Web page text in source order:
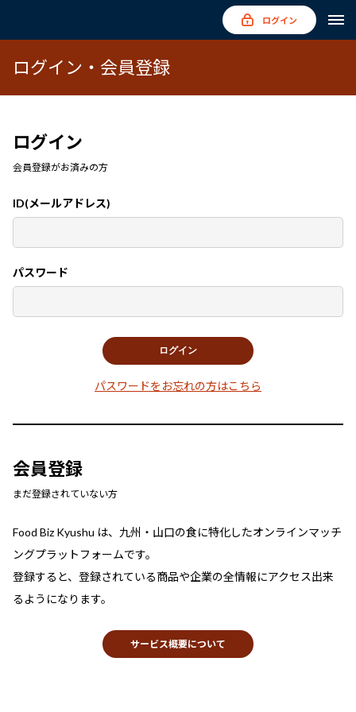
ログイン
ログイン・会員登録
ログイン
会員登録がお済みの方
ID(メールアドレス)
パスワード
パスワードをお忘れの方はこちら
会員登録
まだ登録されていない方
Food Biz Kyushu は、九州・山口の食に特化したオンラインマッチ
ングプラットフォームです。
登録すると、登録されている商品や企業の全情報にアクセス出来
るようになります。
サービス概要について